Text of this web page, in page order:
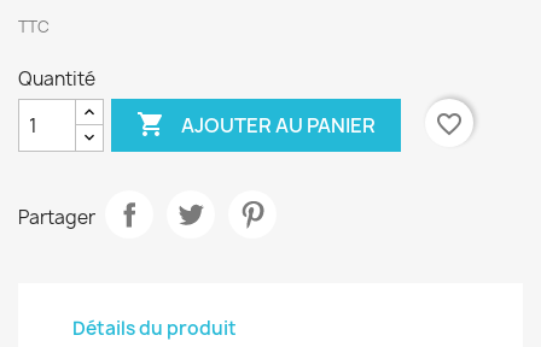
TTC
Quantité
 AJOUTER AU PANIER favorite_border
Partager
Détails du produit